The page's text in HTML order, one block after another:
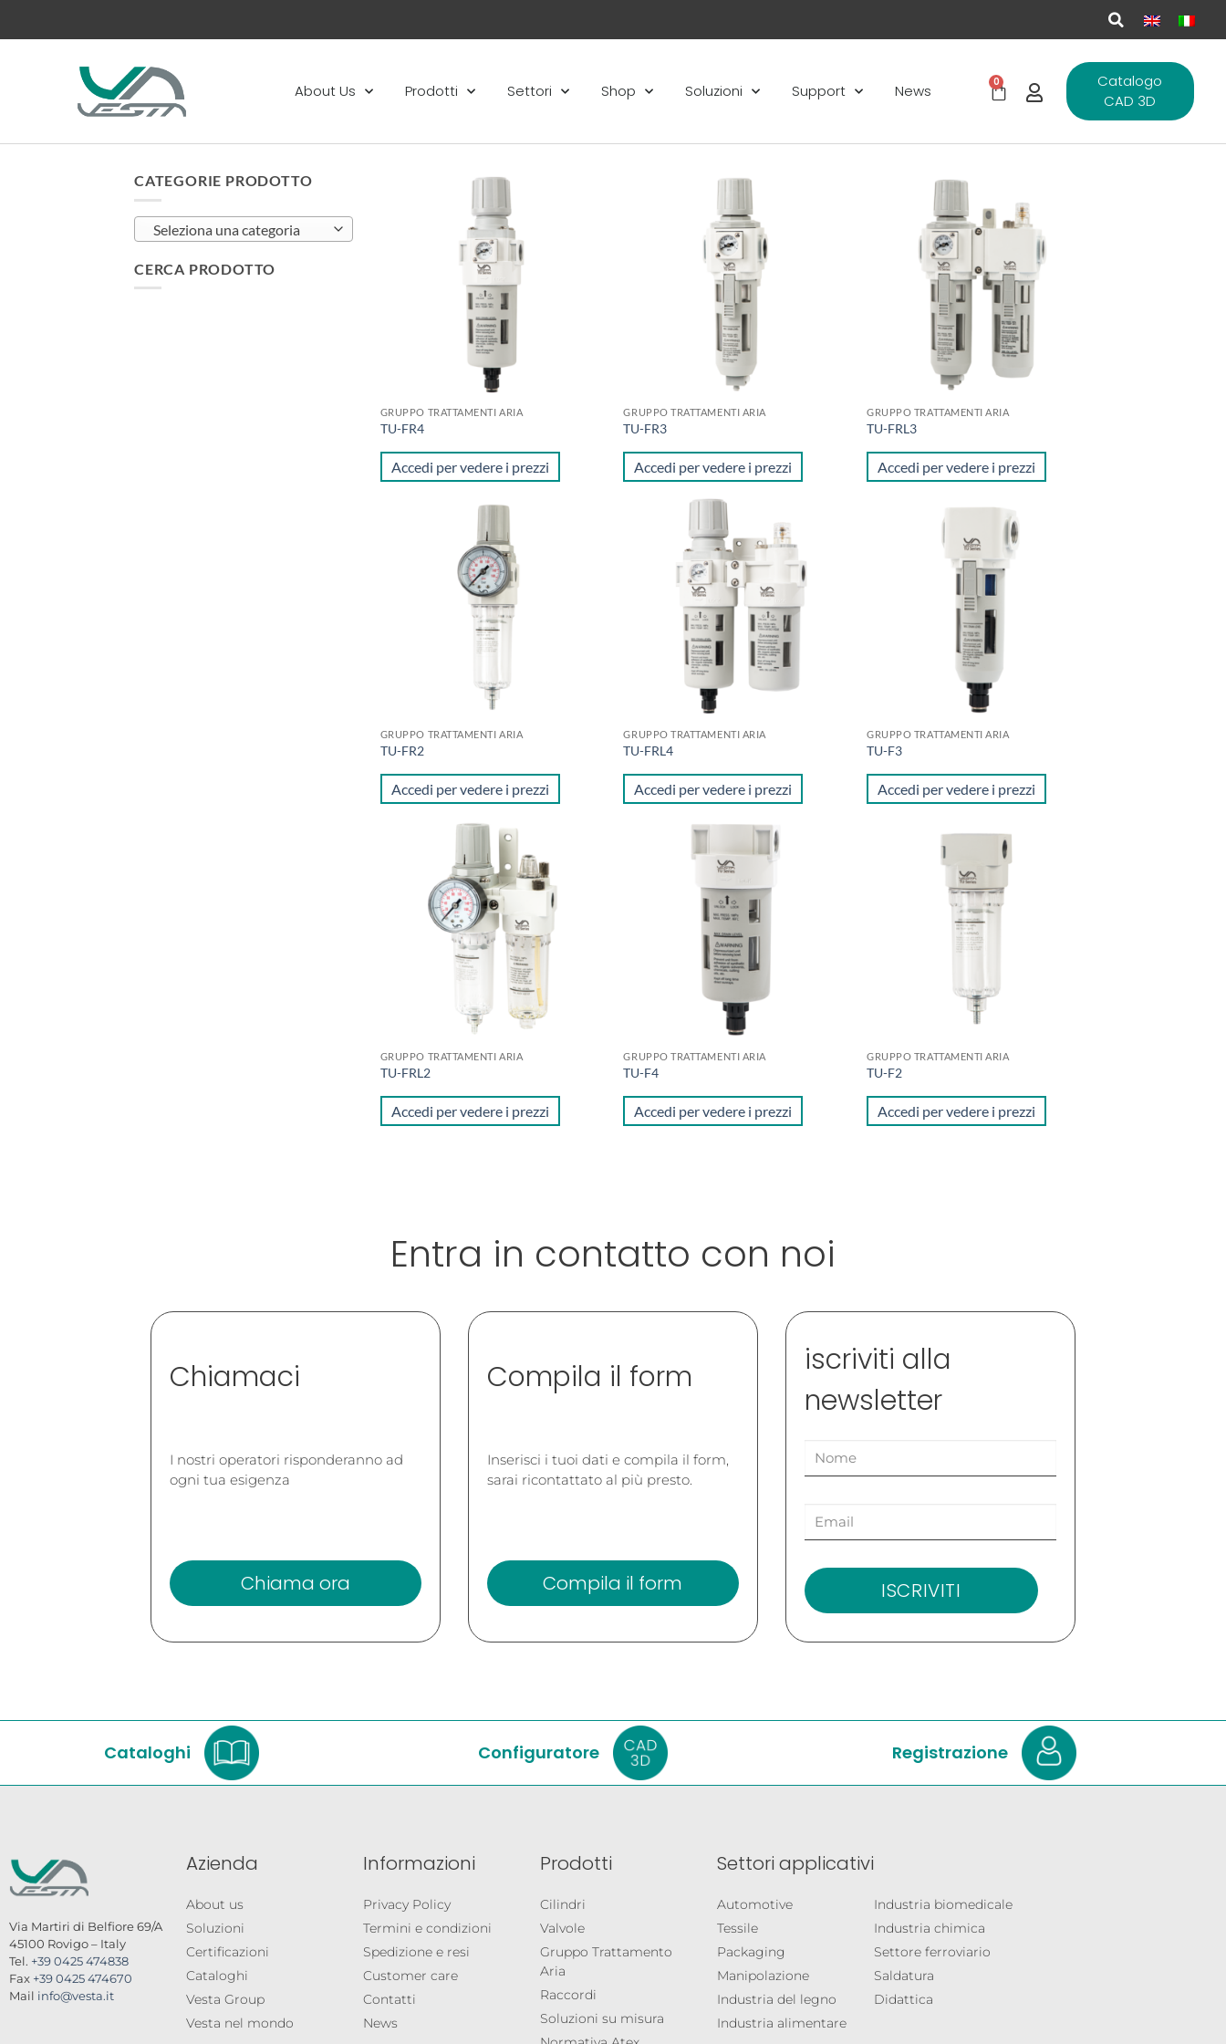
About Us Prodotti Settori Shop Soluzioni Support News 0
Catalogo
CAD 3D
CATEGORIE PRODOTTO
Seleziona una categoria
CERCA PRODOTTO
GRUPPO TRATTAMENTI ARIA
TU-FR4
Accedi per vedere i prezzi
GRUPPO TRATTAMENTI ARIA
TU-FR3
Accedi per vedere i prezzi
alla lista
desideri
GRUPPO TRATTAMENTI ARIA
TU-FRL3
Accedi per vedere i prezzi
GRUPPO TRATTAMENTI ARIA
TU-FR2
Accedi per vedere i prezzi
Aggiungi
desideri
GRUPPO TRATTAMENTI ARIA
TU-FRL4
Accedi per vedere i prezzi
GRUPPO TRATTAMENTI ARIA
TU-F3
Accedi per vedere i prezzi
desideri
GRUPPO TRATTAMENTI ARIA
TU-FRL2
Accedi per vedere i prezzi
GRUPPO TRATTAMENTI ARIA
TU-F4
Accedi per vedere i prezzi
GRUPPO TRATTAMENTI ARIA
TU-F2
Accedi per vedere i prezzi
Entra in contatto con noi
Chiamaci
I nostri operatori risponderanno ad
ogni tua esigenza
Chiama ora
Compila il form
Inserisci i tuoi dati e compila il form,
sarai ricontattato al più presto.
Compila il form
iscriviti alla
newsletter
ISCRIVITI
Cataloghi Configuratore Registrazione
Via Martiri di Belfiore 69/A
45100 Rovigo – Italy
Tel. +39 0425 474838
Fax +39 0425 474670
Mail info@vesta.it
Azienda
About us
Soluzioni
Certificazioni
Cataloghi
Vesta Group
Vesta nel mondo
Informazioni
Privacy Policy
Termini e condizioni
Spedizione e resi
Customer care
Contatti
News
Prodotti
Cilindri
Valvole
Gruppo Trattamento
Aria
Raccordi
Soluzioni su misura
Settori applicativi
Automotive
Tessile
Packaging
Manipolazione
Industria del legno
Industria alimentare
Industria biomedicale
Industria chimica
Settore ferroviario
Saldatura
Didattica